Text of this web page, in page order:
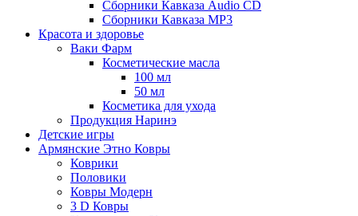
Сборники Кавказа Audio CD
Сборники Кавказа MP3
Красота и здоровье
Ваки Фарм
Косметические масла
100 мл
50 мл
Косметика для ухода
Продукция Наринэ
Детские игры
Армянские Этно Ковры
Коврики
Половики
Ковры Модерн
3 D Ковры